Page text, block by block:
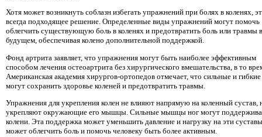
Хотя может возникнуть соблазн избегать упражнений при болях в коленях,
всегда подходящее решение. Определенные виды упражнений могут помочь
облегчить существующую боль в коленях и предотвратить боль или травмы в
будущем, обеспечивая колено дополнительной поддержкой.
Фонд артрита заявляет, что упражнения могут быть наиболее эффективным
способом лечения остеоартрита без хирургического вмешательства, в то
Американская академия хирургов-ортопедов отмечает, что сильные и
могут сохранить здоровье коленей и предотвратить травмы.
Упражнения для укрепления колен не влияют напрямую на коленный сустав,
укрепляют окружающие его мышцы. Сильные мышцы ног могут
колени. Эта поддержка может уменьшить давление и нагрузку на эти
может облегчить боль и помочь человеку быть более активным.